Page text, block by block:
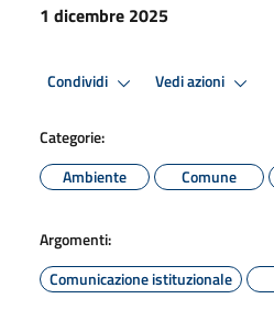
1 dicembre 2025
Condividi Vedi azioni
Categorie:
Ambiente
Comune
Argomenti:
Comunicazione istituzionale